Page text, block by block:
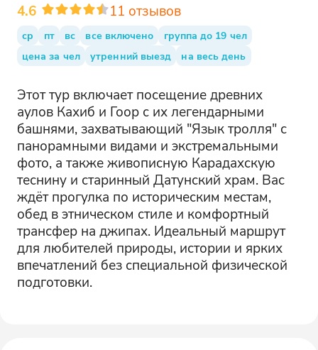
4.6
11 отзывов
ср пт вс все включено
группа до 19 чел
цена за чел
утренний выезд на весь день
Этот тур включает посещение древних
аулов Кахиб и Гоор с их легендарными
башнями, захватывающий "Язык тролля" с
панорамными видами и экстремальными
фото, а также живописную Карадахскую
теснину и старинный Датунский храм. Вас
ждёт прогулка по историческим местам,
обед в этническом стиле и комфортный
трансфер на джипах. Идеальный маршрут
для любителей природы, истории и ярких
впечатлений без специальной физической
подготовки.